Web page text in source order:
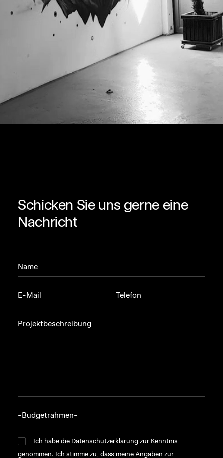
Schicken Sie uns gerne eine
Nachricht
Ich habe die Datenschutzerklärung zur Kenntnis
genommen. Ich stimme zu, dass meine Angaben zur